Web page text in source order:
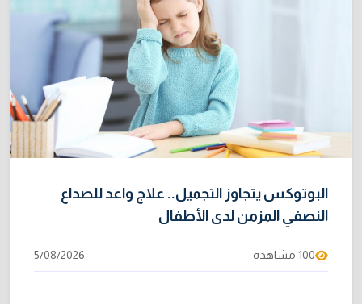
البوتوكس يتجاوز التجميل.. علاج واعد للصداع
النصفي المزمن لدى الأطفال
100 مشاهدة 5/08/2026